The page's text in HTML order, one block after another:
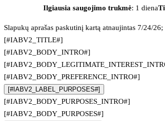
Ilgiausia saugojimo trukmė: 1 diena
Slapukų aprašas paskutinį kartą atnaujintas 7/24/
[#IABV2_TITLE#]
[#IABV2_BODY_INTRO#]
[#IABV2_BODY_PREFERENCE_INTRO#]
[#IABV2_LABEL_PURPOSES#]
[#IABV2_BODY_PURPOSES_INTRO#]
[#IABV2_BODY_PURPOSES#]